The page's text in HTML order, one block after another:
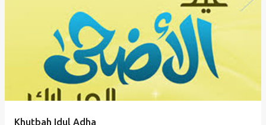
Khutbah Idul Adha